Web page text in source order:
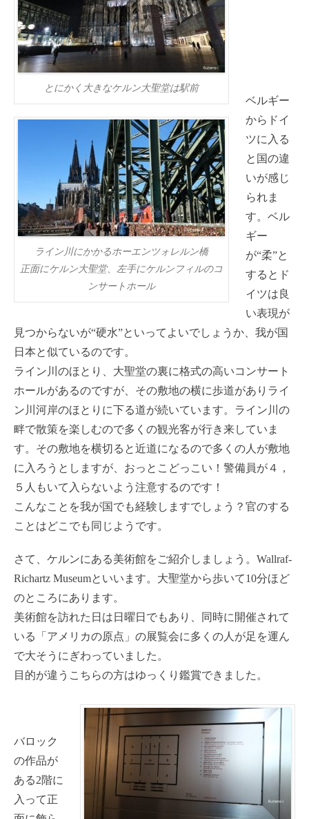
とにかく大きなケルン大聖堂は駅前
ライン川にかかるホーエンツォレルン橋
正面にケルン大聖堂、左手にケルンフィルのコ
ンサートホール
ベルギー
からドイ
ツに入る
と国の違
いが感じ
られま
す。ベル
ギー
が“柔”と
するとド
イツは良
い表現が
見つからないが“硬水”といってよいでしょうか、我が国
日本と似ているのです。
ライン川のほとり、大聖堂の裏に格式の高いコンサート
ホールがあるのですが、その敷地の横に歩道がありライ
ン川河岸のほとりに下る道が続いています。ライン川の
畔で散策を楽しむので多くの観光客が行き来していま
す。その敷地を横切ると近道になるので多くの人が敷地
に入ろうとしますが、おっとこどっこい！警備員が４，
５人もいて入らないよう注意するのです！
こんなことを我が国でも経験しますでしょう？官のする
ことはどこでも同じようです。
さて、ケルンにある美術館をご紹介しましょう。Wallraf-
Richartz Museumといいます。大聖堂から歩いて10分ほど
のところにあります。
美術館を訪れた日は日曜日でもあり、同時に開催されて
いる「アメリカの原点」の展覧会に多くの人が足を運ん
で大そうにぎわっていました。
目的が違うこちらの方はゆっくり鑑賞できました。
バロック
の作品が
ある2階に
入って正